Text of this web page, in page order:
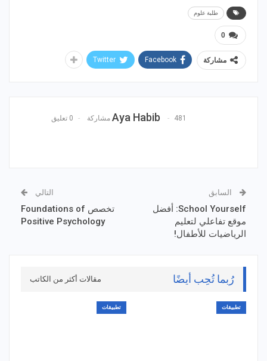
طلبة علوم
0
مشاركة Facebook
Twitter
Aya Habib 481 مشاركة 0 تعليق
السابق
School Yourself: أفضل
موقع تفاعلي لتعليم
الرياضيات للأطفال!
التالي
تخصص Foundations of
Positive Psychology
رُبما تُحِب أيضًا مقالات أكثر من الكاتب
تطبيقات تطبيقات